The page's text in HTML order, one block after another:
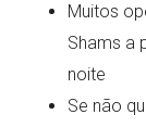
Muitos
Shams a
noite
Se não